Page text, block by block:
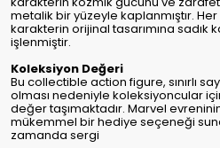
metalik bir yüzeyle kaplanmıştır.
karakterin orijinal tasarımına sadık
işlenmiştir.
Koleksiyon Değeri
Bu collectible action figure, sınırlı
olması nedeniyle koleksiyoncular
değer taşımaktadır. Marvel
mükemmel bir hediye seçeneği
zamanda sergi